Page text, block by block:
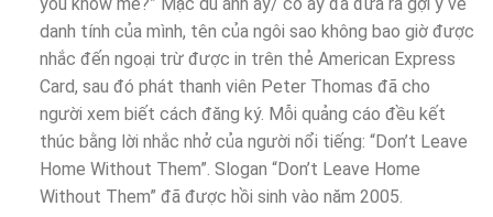
danh tính của mình, tên của ngôi sao không bao giờ được
nhắc đến ngoại trừ được in trên thẻ American Express
Card, sau đó phát thanh viên Peter Thomas đã cho
người xem biết cách đăng ký. Mỗi quảng cáo đều kết
thúc bằng lời nhắc nhở của người nổi tiếng: “Don’t Leave
Home Without Them”. Slogan “Don’t Leave Home
Without Them” đã được hồi sinh vào năm 2005.